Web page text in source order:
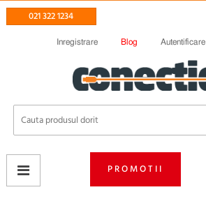
021 322 1234
Inregistrare Blog Autentificare
PROMOTII